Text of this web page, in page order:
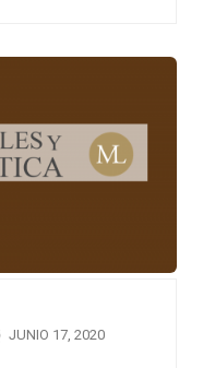
JUNIO 17, 2020